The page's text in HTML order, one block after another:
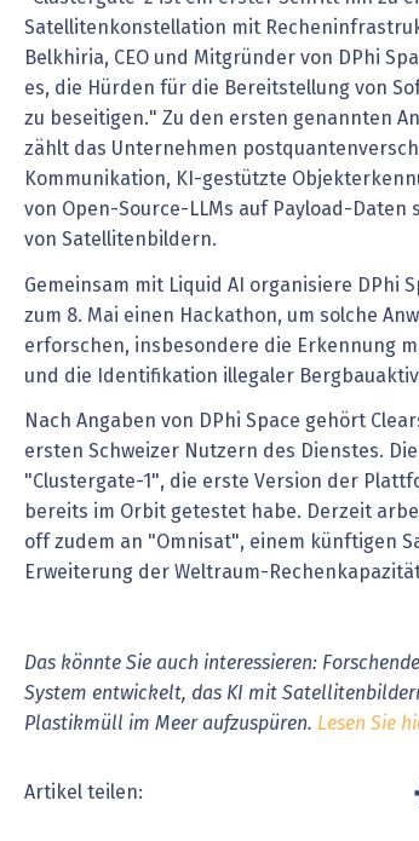
Satellitenkonstellation mit
Belkhiria, CEO und Mitgründer von DPhi
es, die Hürden für die Bereitstellung von
zu beseitigen." Zu den ersten genannten
zählt das Unternehmen
Kommunikation, KI-gestützte
von Open-Source-LLMs auf Payload-Daten
von Satellitenbildern.
Gemeinsam mit Liquid AI organisiere DPhi
zum 8. Mai einen Hackathon, um solche
erforschen, insbesondere die Erkennung
und die Identifikation illegaler
Nach Angaben von DPhi Space gehört
ersten Schweizer Nutzern des Dienstes.
"Clustergate-1", die erste Version der
bereits im Orbit getestet habe. Derzeit
off zudem an "Omnisat", einem künftigen
Erweiterung der Weltraum-
Das könnte Sie auch interessieren:
System entwickelt, das KI mit
Plastikmüll im Meer aufzuspüren. Lesen Sie
Artikel teilen: